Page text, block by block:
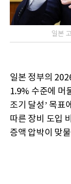
일본
일본 정부의
1.9% 수준에 머
조기 달성’ 목표
따른 장비 도입
증액 압박이 맞